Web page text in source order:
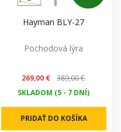
Hayman BLY-27
Pochodová lýra
269,00 €
389,00 €
SKLADOM (5 - 7 DNÍ)
PRIDAŤ DO KOŠÍKA